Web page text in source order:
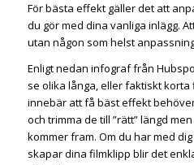
För bästa effekt gäller det att
du gör med dina vanliga inlägg.
utan någon som helst
Enligt nedan infograf från
se olika långa, eller faktiskt
innebär att få bäst effekt
och trimma de till ”rätt” längd
kommer fram. Om du har med
skapar dina filmklipp blir det